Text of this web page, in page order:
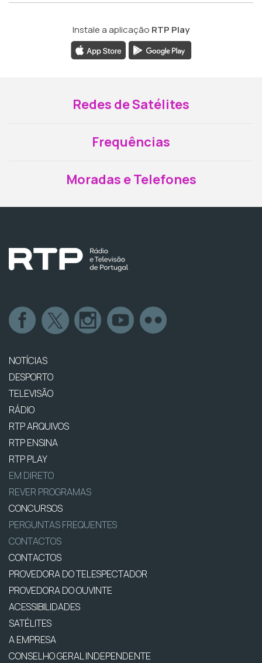
Instale a aplicação RTP Play
Redes de Satélites
Frequências
Moradas e Telefones
NOTÍCIAS
DESPORTO
TELEVISÃO
RÁDIO
RTP ARQUIVOS
RTP ENSINA
RTP PLAY
EM DIRETO
REVER PROGRAMAS
CONCURSOS
PERGUNTAS FREQUENTES
CONTACTOS
CONTACTOS
PROVEDORA DO TELESPECTADOR
PROVEDORA DO OUVINTE
ACESSIBILIDADES
SATÉLITES
A EMPRESA
CONSELHO GERAL INDEPENDENTE